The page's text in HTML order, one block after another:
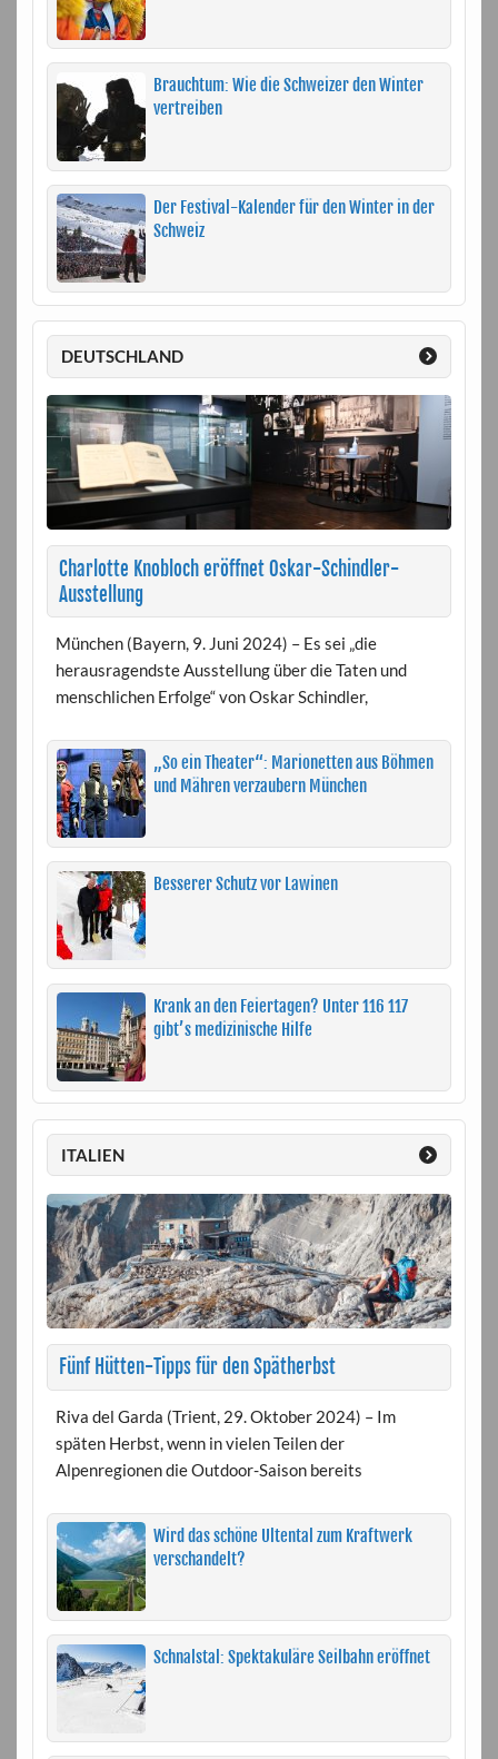
Brauchtum: Wie die Schweizer den Winter
vertreiben
Der Festival-Kalender für den Winter in der
Schweiz
DEUTSCHLAND
Charlotte Knobloch eröffnet Oskar-Schindler-
Ausstellung
München (Bayern, 9. Juni 2024) – Es sei „die
herausragendste Ausstellung über die Taten und
menschlichen Erfolge“ von Oskar Schindler,
„So ein Theater“: Marionetten aus Böhmen
und Mähren verzaubern München
Besserer Schutz vor Lawinen
Krank an den Feiertagen? Unter 116 117
gibt’s medizinische Hilfe
ITALIEN
Fünf Hütten-Tipps für den Spätherbst
Riva del Garda (Trient, 29. Oktober 2024) – Im
späten Herbst, wenn in vielen Teilen der
Alpenregionen die Outdoor-Saison bereits
Wird das schöne Ultental zum Kraftwerk
verschandelt?
Schnalstal: Spektakuläre Seilbahn eröffnet